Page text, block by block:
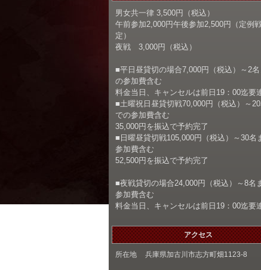
男女共一律 3,500円（税込）
午前参加2,000円午後参加2,500円（定例
定）
夜戦 3,000円（税込）
■平日昼貸切の場合7,000円（税込）～2
の参加費含む
料金当日、キャンセルは前日19：00迄要
■土曜祝日昼貸切戦70,000円（税込）～20
での参加費含む
35,000円を振込で予約完了
■日曜昼貸切戦105,000円（税込）～30名
参加費含む
52,500円を振込で予約完了
■夜戦貸切の場合24,000円（税込）～8名
参加費含む
料金当日、キャンセルは前日19：00迄要
アクセス
所在地 兵庫県加古川市志方町畑1123-8